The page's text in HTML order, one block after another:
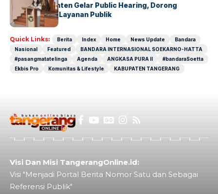
Karantina Banten Gelar Public Hearing, Dorong
Transparansi Layanan Publik
Quick Links: Berita Index Home News Update
Bandara
Nasional
Featured
BANDARA INTERNASIONAL SOEKARNO-HATTA
#pasangmatatelinga
Agenda ANGKASA PURA II
#bandaraSoetta
Ekbis Pro
Komunitas & Lifestyle KABUPATEN TANGERANG
Visi Dan Misi TangerangOnline.id:
Visi "Menjadi Portal Berita Nomor Satu dan Sebagai
Referensi Publik"